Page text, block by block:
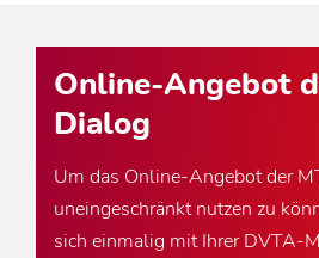
Online-Angebot
Dialog
Um das Online-Angebot der
uneingeschränkt nutzen zu
sich einmalig mit Ihrer DVTA-